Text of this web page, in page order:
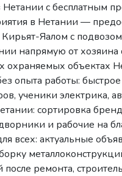
Нетании с бесплатным
в Нетании —
Яалом с
напрямую от
охраняемых объектах
опыта работы:
ученики электрика,
сортировка
и рабочие на
всех: актуальные
ремонта,